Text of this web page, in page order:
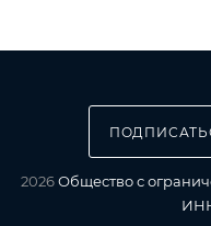
2026Общество с